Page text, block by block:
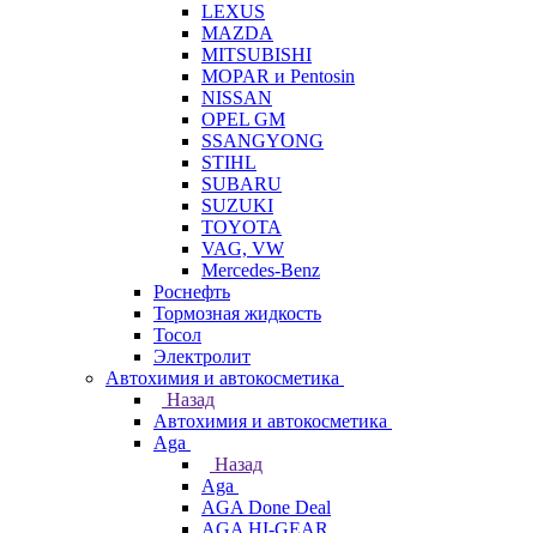
LEXUS
MAZDA
MITSUBISHI
MOPAR и Pentosin
NISSAN
OPEL GM
SSANGYONG
STIHL
SUBARU
SUZUKI
TOYOTA
VAG, VW
Мercedes-Benz
Роснефть
Тормозная жидкость
Тосол
Электролит
Автохимия и автокосметика
Назад
Автохимия и автокосметика
Aga
Назад
Aga
AGA Done Deal
AGA HI-GEAR